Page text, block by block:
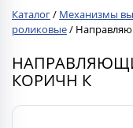
Каталог/ Механизмы
роликовые/
КОРИЧН К